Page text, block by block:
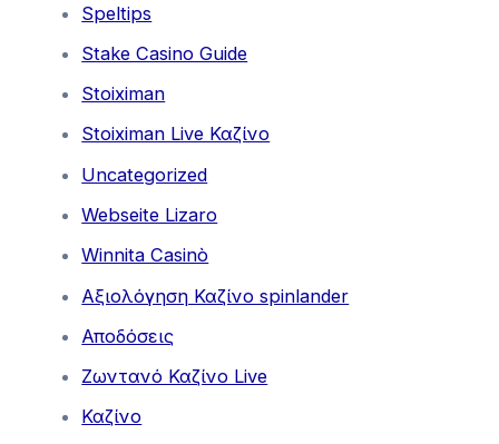
Speltips
Stake Casino Guide
Stoiximan
Stoiximan Live Καζίνο
Uncategorized
Webseite Lizaro
Winnita Casinò
Αξιολόγηση Καζίνο spinlander
Αποδόσεις
Ζωντανό Καζίνο Live
Καζίνο